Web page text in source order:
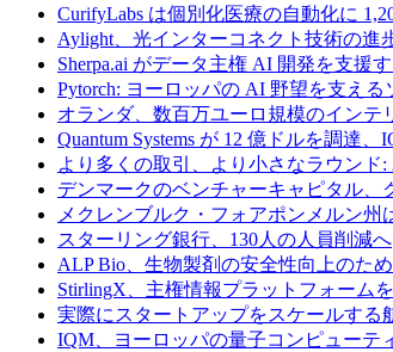
CurifyLabs は個別化医療の自動化に
Aylight、光インターコネクト技術の進
Sherpa.ai がデータ主権 AI 開発を支援
Pytorch: ヨーロッパの AI 野望を支える
オランダ、数百万ユーロ規模のインテ
Quantum Systems が 12 億ドルを調達
より多くの取引、より小さなラウンド
デンマークのベンチャーキャピタル、
メクレンブルク・フォアポンメルン州
スターリング銀行、130人の人員削減へ
ALP Bio、生物製剤の安全性向上のた
StirlingX、主権情報プラットフォーム
実際にスタートアップをスケールする
IQM、ヨーロッパの量子コンピューテ